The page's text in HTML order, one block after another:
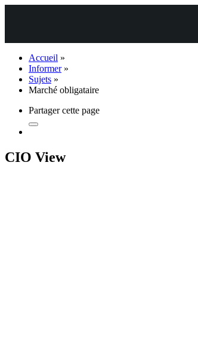
Accueil »
Informer »
Sujets »
Marché obligataire
Partager cette page
CIO View